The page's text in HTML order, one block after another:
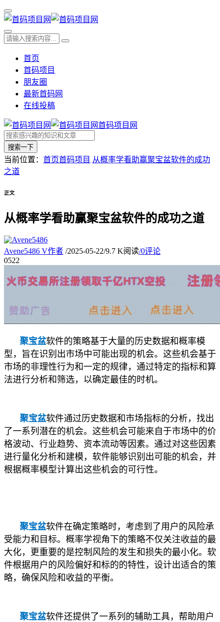
首页
首码项目
朋友圈
最新首码网
在线投稿
首码项目网
搜索一下
当前位置： 首页首码项目 从概率学看助赢聚宝盆软件的成功
之道
正文
从概率学看助赢聚宝盆软件的成功之道
Avene5486 V作者 /2025-05-22/9.7 K阅读/0评论
0522
聚宝盆软件的策略基于大量的历史数据和概率模
型，旨在识别出市场中可能出现的机会。这些机会基于
市场的非理性行为和一定的规律，通过特定的指标和算
法进行分析和筛选，以确定最佳的时机。
聚宝盆软件通过历史数据和市场指标的分析，找出
了一系列潜在的机会。这些机会可能来自于市场中的价
格波动、行业趋势、资本流动等因素。通过对这些因素
进行量化分析和建模，软件能够识别出可能的机会，并
根据概率模型计算出这些机会的可行性。
聚宝盆软件在确定策略时，考虑到了用户的风险承
受能力和目标。概率学视角下的策略不仅关注收益的最
大化，更重要的是控制风险的发生和损失的最小化。软
件根据用户的风险偏好和标的的特性，设计出适合的策
略，确保风险和收益的平衡。
聚宝盆软件还提供了一系列的辅助工具，帮助用户